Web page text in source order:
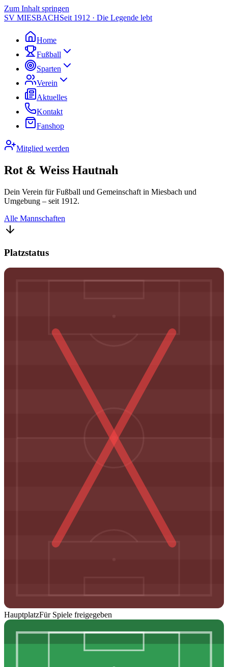
Zum Inhalt springen
SV MIESBACHSeit 1912 · Die Legende lebt
Home
Fußball
Sparten
Verein
Aktuelles
Kontakt
Fanshop
Mitglied werden
Rot & Weiss Hautnah
Dein Verein für Fußball und Gemeinschaft in Miesbach und
Umgebung – seit 1912.
Alle Mannschaften
Platzstatus
HauptplatzFür Spiele freigegeben